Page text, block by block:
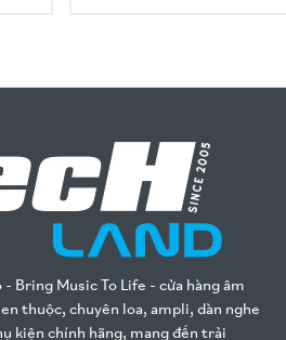
- Bring Music To Life - cửa hàng âm
thuộc, chuyên loa, ampli, dàn nghe
kiện chính hãng, mang đến trải